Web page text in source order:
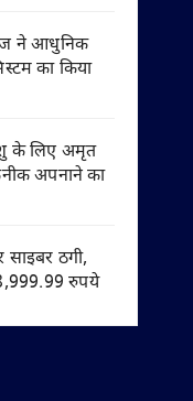
ने आधुनिक
का किया
के लिए अमृत
अपनाने का
साइबर ठगी,
रुपये